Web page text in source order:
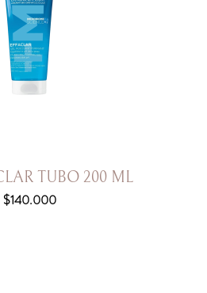
TUBO 200 ML
$140.000